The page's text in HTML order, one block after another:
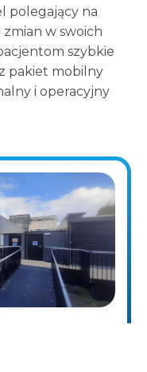
polegający na
w swoich
szybkie
pakiet mobilny
i operacyjny